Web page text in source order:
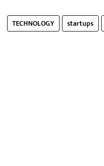
TECHNOLOGY startups